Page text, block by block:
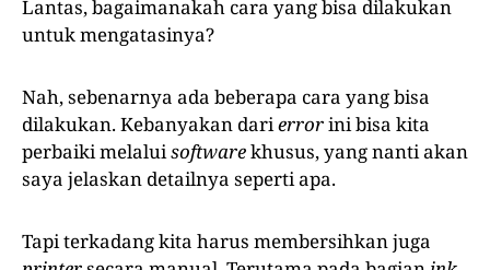
Lantas, bagaimanakah cara yang bisa dilakukan
untuk mengatasinya?
Nah, sebenarnya ada beberapa cara yang bisa
dilakukan. Kebanyakan darierrorini bisa kita
perbaiki melaluisoftwarekhusus, yang nanti akan
saya jelaskan detailnya seperti apa.
Tapi terkadang kita harus membersihkan juga